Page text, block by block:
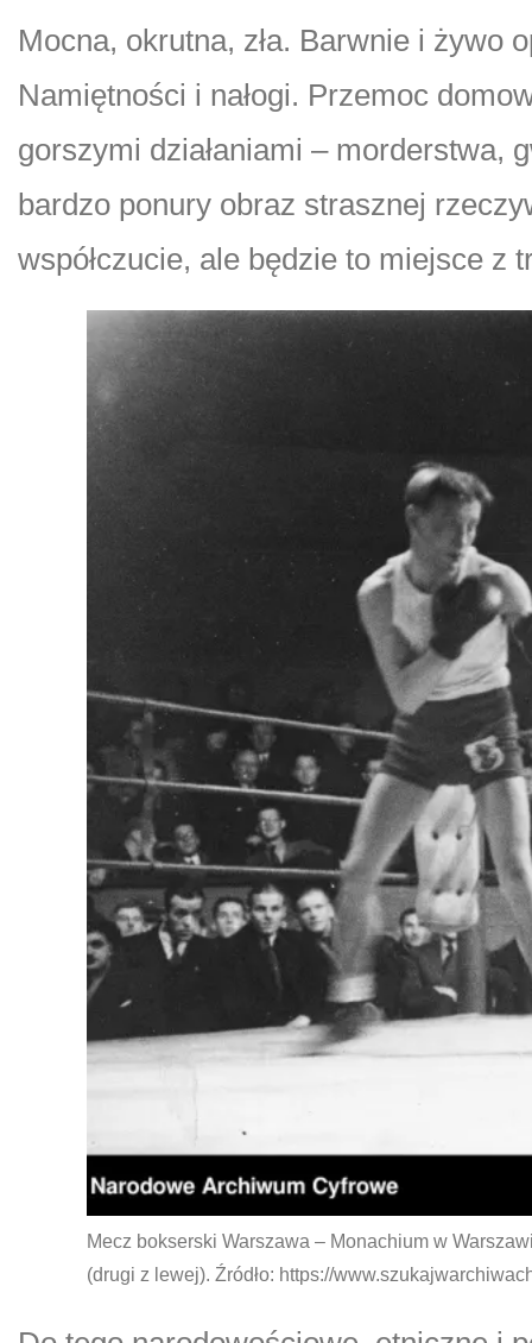
Mocna, okrutna, zła. Barwnie i żywo
Namiętności i nałogi. Przemoc
gorszymi działaniami – morderstwa,
bardzo ponury obraz strasznej
współczucie, ale będzie to miejsce z
Mecz bokserski Warszawa – Monachium w
(drugi z lewej). Źródło: https://